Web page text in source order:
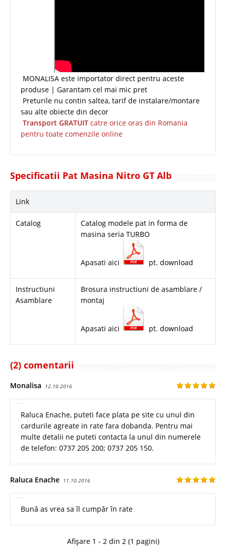
MONALISA este importator direct pentru aceste
produse | Garantam cel mai mic pret
Preturile nu contin saltea, tarif de instalare/montare
sau alte obiecte din decor
Transport GRATUIT catre orice oras din Romania
pentru toate comenzile online
Specificatii Pat Masina Nitro GT Alb
Link
Catalog
Catalog modele pat in forma de
masina seria TURBO
Apasati aici pt. download
Instructiuni
Asamblare
Brosura instructiuni de asamblare /
montaj
Apasati aici pt. download
(2) comentarii
Monalisa 12.10.2016
Raluca Enache, puteti face plata pe site cu unul din
cardurile agreate in rate fara dobanda. Pentru mai
multe detalii ne puteti contacta la unul din numerele
de telefon: 0737 205 200; 0737 205 150.
Raluca Enache 11.10.2016
Bună as vrea sa îl cumpăr în rate
Afișare 1 - 2 din 2 (1 pagini)